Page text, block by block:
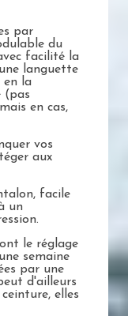
par
du
facilité la
languette
en la
(pas
en cas,
vos
aux
facile
un
le réglage
semaine
par une
d'ailleurs
elles